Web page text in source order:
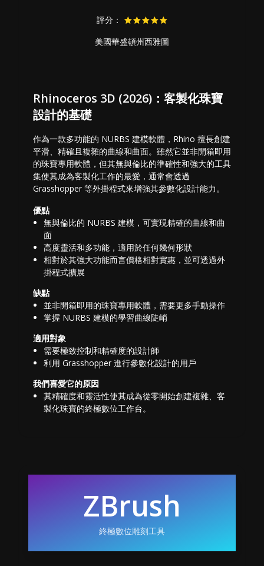
評分：
美國華盛頓州西雅圖
Rhinoceros 3D (2026)：客製化珠寶
設計的基礎
作為一款多功能的 NURBS 建模軟體，Rhino 擅長創建
平滑、精確且複雜的曲線和曲面。雖然它並非開箱即用
的珠寶專用軟體，但其無與倫比的準確性和強大的工具
集使其成為客製化工作的最愛，通常會透過
Grasshopper 等外掛程式來增強其參數化設計能力。
優點
無與倫比的 NURBS 建模，可實現精確的曲線和曲
面
高度靈活和多功能，適用於任何幾何形狀
相對於其強大功能而言價格相對實惠，並可透過外
掛程式擴展
缺點
並非開箱即用的珠寶專用軟體，需要更多手動操作
掌握 NURBS 建模的學習曲線陡峭
適用對象
需要極致控制和精確度的設計師
利用 Grasshopper 進行參數化設計的用戶
我們喜愛它的原因
其精確度和靈活性使其成為從零開始創建複雜、客
製化珠寶的終極數位工作台。
ZBrush
終極數位雕刻工具